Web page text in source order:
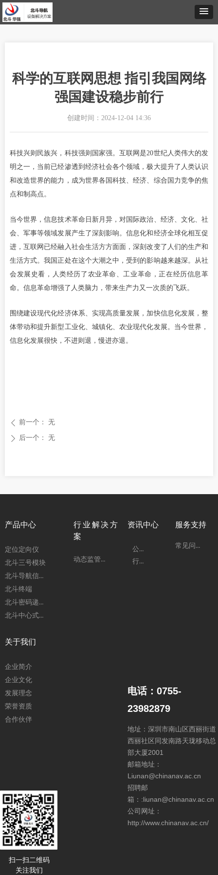
科学的互联网思想 指引我国网络
强国建设稳步前行
科技兴则民族兴，科技强则国家强。互联网是20世纪人类伟大的发
明之一，当前已经渗透到经济社会各个领域，极大提升了人类认识
和改造世界的能力，成为世界各国科技、经济、综合国力竞争的焦
点和制高点。
当今世界，信息技术革命日新月异，对国际政治、经济、文化、社
会、军事等领域发展产生了深刻影响。信息化和经济全球化相互促
进，互联网已经融入社会生活方方面面，深刻改变了人们的生产和
生活方式。我国正处在这个大潮之中，受到的影响越来越深。从社
会发展史看，人类经历了农业革命、工业革命，正在经历信息革
命。信息革命增强了人类脑力，带来生产力又一次质的飞跃。
围绕建设现代化经济体系、实现高质量发展，加快信息化发展，整
体带动和提升新型工业化、城镇化、农业现代化发展。当今世界，
信息化发展很快，不进则退，慢进亦退。
ꄴ 前一个： 无
ꄲ 后一个： 无
创建时间： 2024-12-04 14:36
定位定向仪
北斗三号模块
北斗导航信号模拟器
北斗终端
北斗密码递送箱
北斗中心式指挥机
产品中心
动态监管系统
行业解决方
案
资讯中心
公司动态
行业动态
服务支持
常见问题
企业简介
企业文化
发展理念
荣誉资质
合作伙伴
关于我们
电话：0755-
23982879
地址：深圳市南山区西丽街道
西丽社区同发南路天珑移动总
部大厦2001
邮箱地址：
Liunan@chinanav.ac.cn
招聘邮
箱：:liunan@chinanav.ac.cn
公司网址：
http://www.chinanav.ac.cn/
扫一扫二维码
关注我们